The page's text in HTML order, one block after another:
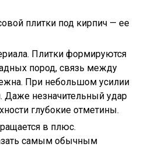
плитки под кирпич — ее
Плитки формируются
пород, связь между
При небольшом усилии
Даже незначительный удар
глубокие отметины.
в плюс.
самым обычным